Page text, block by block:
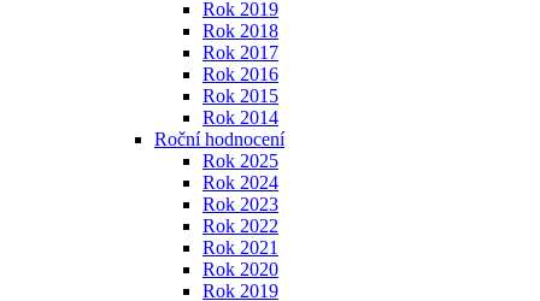
Rok 2019
Rok 2018
Rok 2017
Rok 2016
Rok 2015
Rok 2014
Roční hodnocení
Rok 2025
Rok 2024
Rok 2023
Rok 2022
Rok 2021
Rok 2020
Rok 2019